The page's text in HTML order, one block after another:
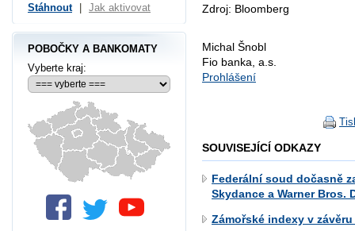
Zdroj: Bloomberg
Michal Šnobl
Fio banka, a.s.
Prohlášení
SOUVISEJÍCÍ ODKAZY
Federální soud dočasně
Skydance a Warner Bros.
Zámořské indexy v
Stáhnout Jak aktivovat
POBOČKY A BANKOMATY
Vyberte kraj: